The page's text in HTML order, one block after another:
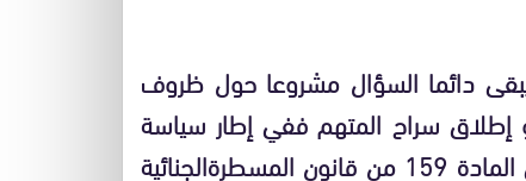
دائما السؤال مشروعا حول ظروف
إطلاق سراح المتهم ففي إطار سياسة
المسطرة
الجنائية